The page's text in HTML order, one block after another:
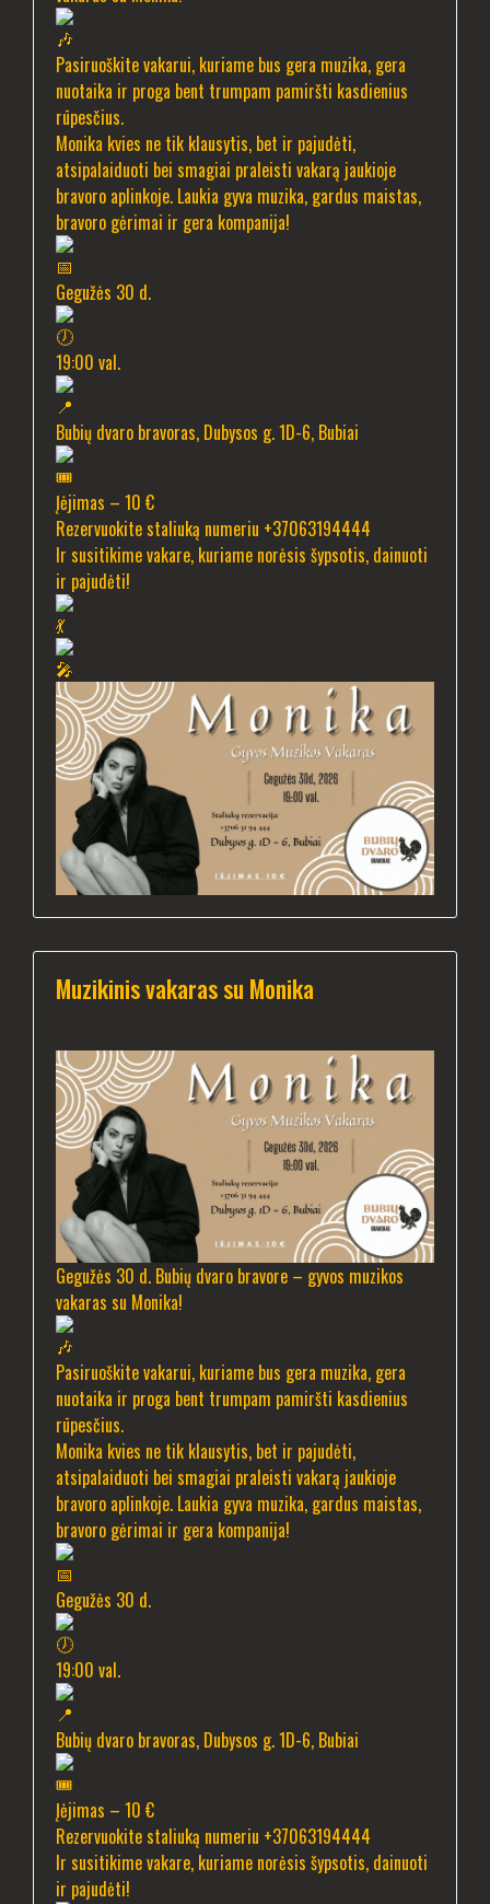
Pasiruoškite vakarui, kuriame bus gera muzika, gera
nuotaika ir proga bent trumpam pamiršti kasdienius
rūpesčius.
Monika kvies ne tik klausytis, bet ir pajudėti,
atsipalaiduoti bei smagiai praleisti vakarą jaukioje
bravoro aplinkoje. Laukia gyva muzika, gardus maistas,
bravoro gėrimai ir gera kompanija!
Gegužės 30 d.
19:00 val.
Bubių dvaro bravoras, Dubysos g. 1D-6, Bubiai
Įėjimas – 10 €
Rezervuokite staliuką numeriu +37063194444
Ir susitikime vakare, kuriame norėsis šypsotis, dainuoti
ir pajudėti!
Muzikinis vakaras su Monika
Gegužės 30 d. Bubių dvaro bravore – gyvos muzikos
vakaras su Monika!
Pasiruoškite vakarui, kuriame bus gera muzika, gera
nuotaika ir proga bent trumpam pamiršti kasdienius
rūpesčius.
Monika kvies ne tik klausytis, bet ir pajudėti,
atsipalaiduoti bei smagiai praleisti vakarą jaukioje
bravoro aplinkoje. Laukia gyva muzika, gardus maistas,
bravoro gėrimai ir gera kompanija!
Gegužės 30 d.
19:00 val.
Bubių dvaro bravoras, Dubysos g. 1D-6, Bubiai
Įėjimas – 10 €
Rezervuokite staliuką numeriu +37063194444
Ir susitikime vakare, kuriame norėsis šypsotis, dainuoti
ir pajudėti!